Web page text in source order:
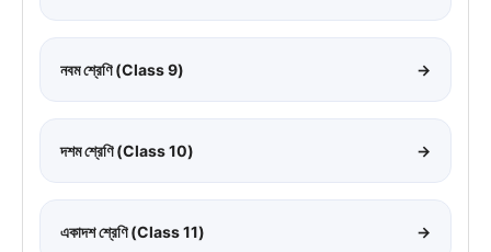
নবম শ্রেণি (Class 9) →
দশম শ্রেণি (Class 10) →
একাদশ শ্রেণি (Class 11) →